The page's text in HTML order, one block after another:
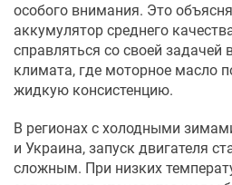
особого внимания. Это
аккумулятор среднего
справляться со своей задачей
климата, где моторное масло
жидкую консистенцию.
В регионах с холодными
и Украина, запуск двигателя
сложным. При низких